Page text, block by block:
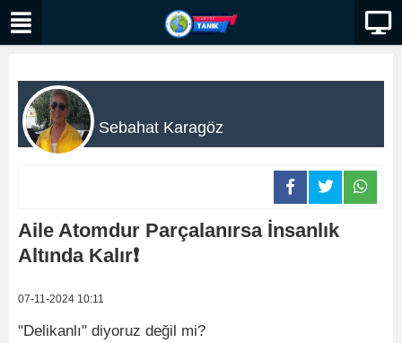
Sebahat Karagöz
Aile Atomdur Parçalanırsa İnsanlık
Altında Kalır❗
07-11-2024 10:11
"Delikanlı" diyoruz değil mi?